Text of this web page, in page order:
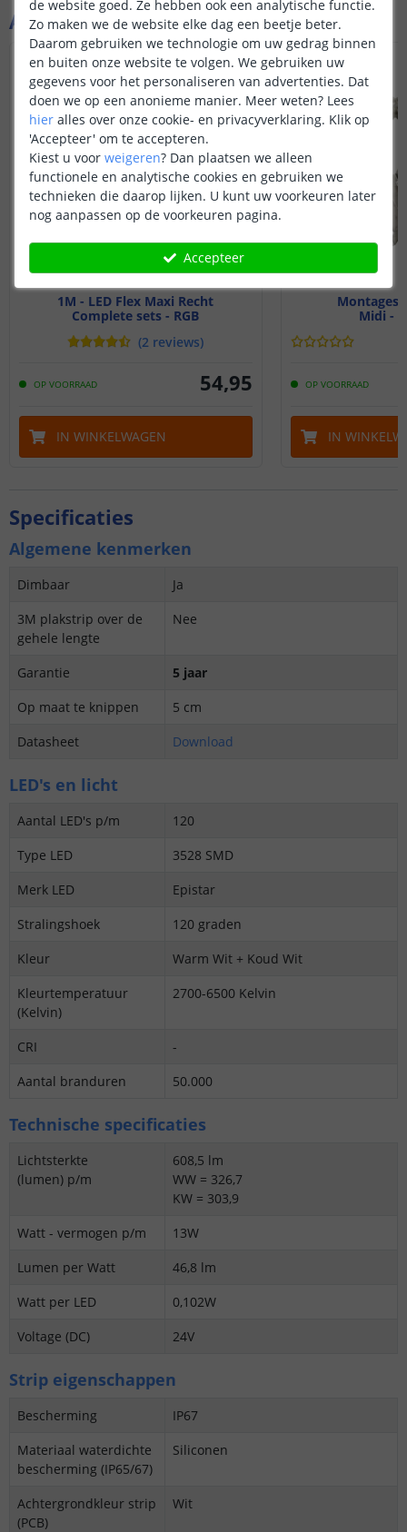
Aanvullende producten
1M - LED Flex Maxi Recht
Complete sets - RGB
(2 reviews)
OP VOORRAAD 54,95
IN WINKELWAGEN
Midi -
OP VOORRAAD
IN
Specificaties
Algemene kenmerken
Dimbaar
Ja
3M plakstrip over de
gehele lengte
Nee
Garantie
5 jaar
Op maat te knippen
5 cm
Datasheet
Download
LED's en licht
Aantal LED's p/m
120
Type LED
3528 SMD
Merk LED
Epistar
Stralingshoek
120 graden
Kleur
Warm Wit + Koud Wit
Kleurtemperatuur
(Kelvin)
2700-6500 Kelvin
CRI
-
Aantal branduren
50.000
Technische specificaties
Lichtsterkte
(lumen) p/m
608,5 lm
WW = 326,7
KW = 303,9
Watt - vermogen p/m
13W
Lumen per Watt
46,8 lm
Watt per LED
0,102W
Voltage (DC)
24V
Strip eigenschappen
Bescherming
IP67
Materiaal waterdichte
bescherming (IP65/67)
Siliconen
Achtergrondkleur strip
(PCB)
Wit
de website goed. Ze hebben ook een analytische functie.
Zo maken we de website elke dag een beetje beter.
Daarom gebruiken we technologie om uw gedrag binnen
en buiten onze website te volgen. We gebruiken uw
gegevens voor het personaliseren van advertenties. Dat
doen we op een anonieme manier. Meer weten? Lees
hier alles over onze cookie- en privacyverklaring. Klik op
'Accepteer' om te accepteren.
Kiest u voor weigeren? Dan plaatsen we alleen
functionele en analytische cookies en gebruiken we
technieken die daarop lijken. U kunt uw voorkeuren later
nog aanpassen op de voorkeuren pagina.
Accepteer